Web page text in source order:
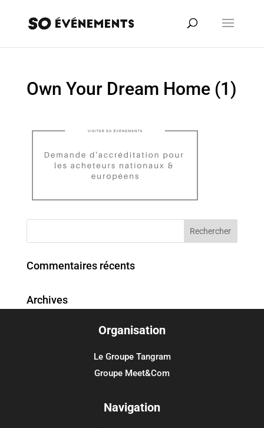
Own Your Dream Home (1)
Commentaires récents
Archives
Organisation
Le Groupe Tangram
Groupe Meet&Com
Navigation